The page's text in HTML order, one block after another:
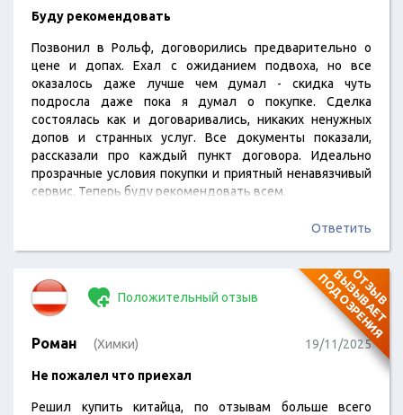
Буду рекомендовать
Позвонил в Рольф, договорились предварительно о
цене и допах. Ехал с ожиданием подвоха, но все
оказалось даже лучше чем думал - скидка чуть
подросла даже пока я думал о покупке. Сделка
состоялась как и договаривались, никаких ненужных
допов и странных услуг. Все документы показали,
рассказали про каждый пункт договора. Идеально
прозрачные условия покупки и приятный ненавязчивый
сервис. Теперь буду рекомендовать всем.
Ответить
О
Т
З
Ы
В
В
Ы
З
Ы
В
А
Е
Т
П
О
Д
О
З
Р
Е
Н
И
Я
Положительный отзыв
Роман (Химки) 19/11/2025
Не пожалел что приехал
Решил купить китайца, по отзывам больше всего